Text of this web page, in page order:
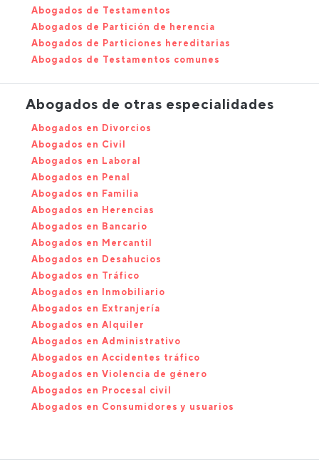
Abogados de Testamentos
Abogados de Partición de herencia
Abogados de Particiones hereditarias
Abogados de Testamentos comunes
Abogados de otras especialidades
Abogados en Divorcios
Abogados en Civil
Abogados en Laboral
Abogados en Penal
Abogados en Familia
Abogados en Herencias
Abogados en Bancario
Abogados en Mercantil
Abogados en Desahucios
Abogados en Tráfico
Abogados en Inmobiliario
Abogados en Extranjería
Abogados en Alquiler
Abogados en Administrativo
Abogados en Accidentes tráfico
Abogados en Violencia de género
Abogados en Procesal civil
Abogados en Consumidores y usuarios